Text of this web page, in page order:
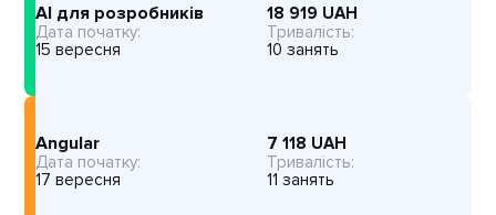
AI для розробників 18 919 UAH
Дата початку:
15 вересня
Тривалість:
10 занять
Angular 7 118 UAH
Дата початку:
17 вересня
Тривалість:
11 занять